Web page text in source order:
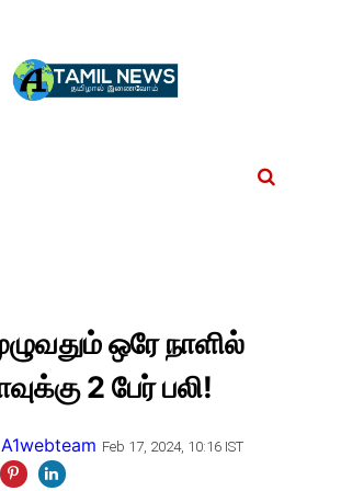
ஒரே நாளில்
2 பேர் பலி!
Feb 17, 2024, 10:16 IST